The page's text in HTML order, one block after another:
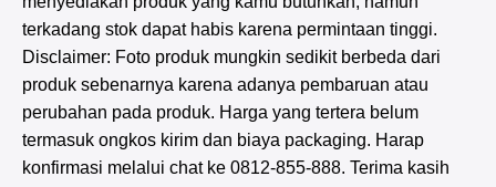
terkadang stok dapat habis karena permintaan tinggi.
Disclaimer: Foto produk mungkin sedikit berbeda dari
produk sebenarnya karena adanya pembaruan atau
perubahan pada produk. Harga yang tertera belum
termasuk ongkos kirim dan biaya packaging. Harap
konfirmasi melalui chat ke 0812-855-888. Terima kasih